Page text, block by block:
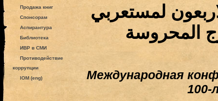
Продажа книг
Спонсорам
Аспирантура
Библиотека
ИВР в СМИ
Противодействие
коррупции
IOM (eng)
لمستعربي
المحروسة
Международная